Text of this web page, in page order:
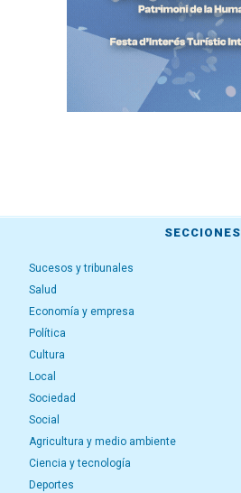
SECCIONES
Sucesos y tribunales
Salud
Economía y empresa
Política
Cultura
Local
Sociedad
Social
Agricultura y medio ambiente
Ciencia y tecnología
Deportes